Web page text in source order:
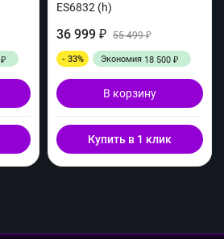
₽
ES6832 (h)
36 999 ₽ 55 499₽
- 33% Экономия 18 500 ₽
В корзину
Купить в 1 клик